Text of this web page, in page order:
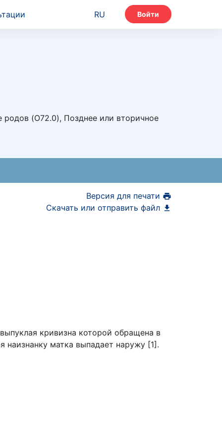
RU Войти
родов (O72.0), Позднее или вторичное
Версия для печати
Скачать или отправить файл
кривизна которой обращена в
наизнанку матка выпадает наружу [1].